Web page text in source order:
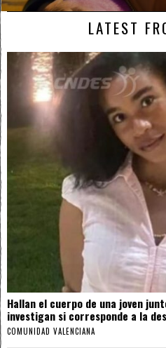
LATEST
Hallan el cuerpo de una joven
investigan si corresponde a la
COMUNIDAD VALENCIANA